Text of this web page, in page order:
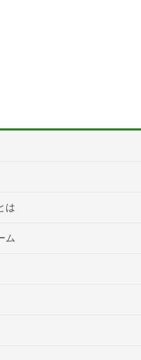
は
ム